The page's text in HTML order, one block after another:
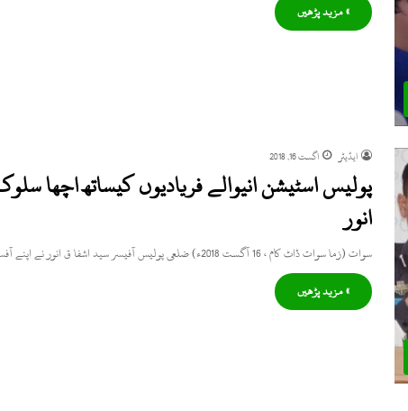
» مزید پڑھیں
ایڈیٹر اگست 16, 2018
پولیس اسٹیشن انیوالے فریادیوں کیساتھ اچھا
انور
سوات (زما سوات ڈاٹ کام ، 16 آگست 2018ء) ضلعی پولیس آفیسر سید اشفا ق انور نے اپنے آفس میں…
» مزید پڑھیں